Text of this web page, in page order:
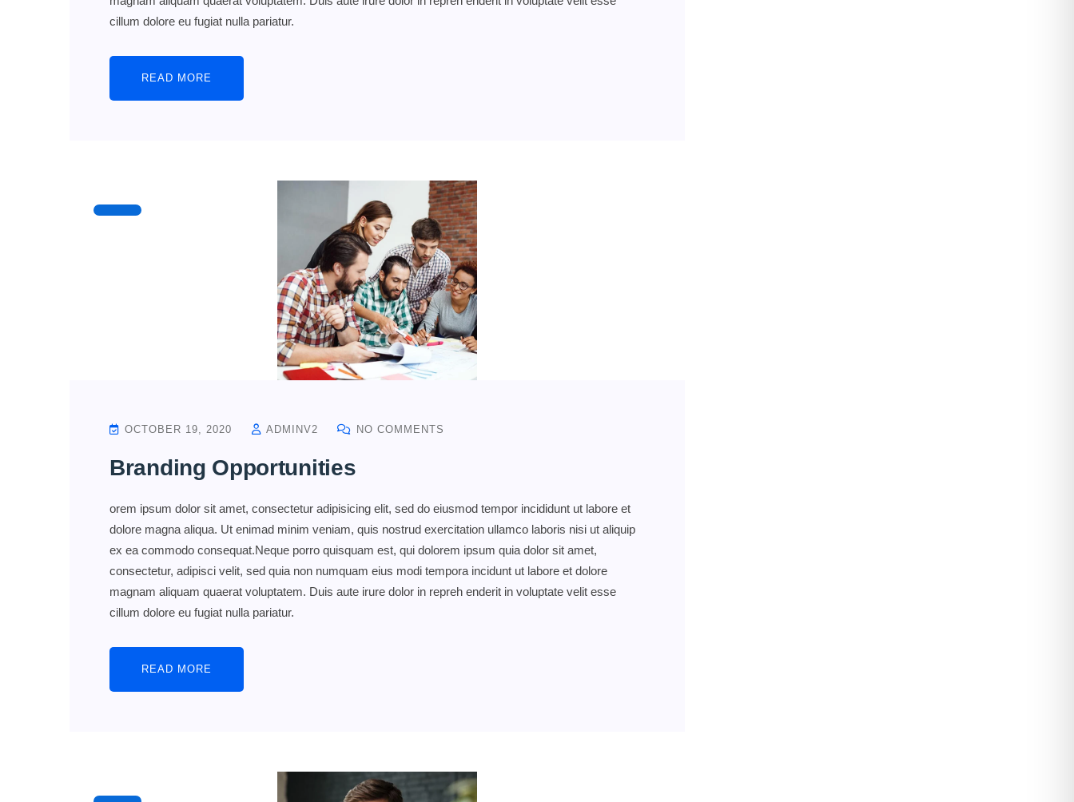
cillum dolore eu fugiat nulla pariatur.
READ MORE
OCTOBER 19, 2020 ADMINV2 NO COMMENTS
Branding Opportunities
orem ipsum dolor sit amet, consectetur adipisicing elit, sed do eiusmod tempor incididunt ut labore et
dolore magna aliqua. Ut enimad minim veniam, quis nostrud exercitation ullamco laboris nisi ut aliquip
ex ea commodo consequat.Neque porro quisquam est, qui dolorem ipsum quia dolor sit amet,
consectetur, adipisci velit, sed quia non numquam eius modi tempora incidunt ut labore et dolore
magnam aliquam quaerat voluptatem. Duis aute irure dolor in repreh enderit in voluptate velit esse
cillum dolore eu fugiat nulla pariatur.
READ MORE